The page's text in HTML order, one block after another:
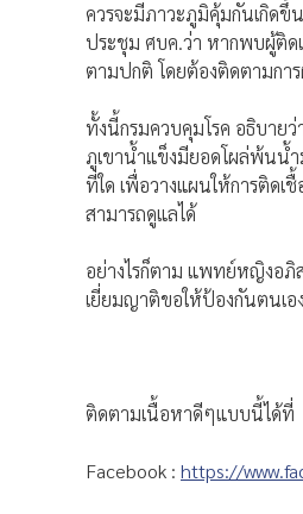
ควรจะมีภาวะภูมิคุ้มกันเกิดขึ้
ประชุม ศบค.ว่า หากพบผู้ติด
ตามปกติ โดยต้องติดตามกา
ทั้งนี้กรมควบคุมโรค อธิบาย
ภูเขาน้ำแข็งมียอดโผล่พ้นน้
ที่ใด เพื่อวางแผนให้การติด
สามารถดูแลได้
อย่างไรก็ตาม แพทย์หญิงอภิ
เยี่ยมญาติขอให้ป้องกันตนเ
ติดตามเนื้อหาดีๆแบบนี้ได้ที่
Facebook : https://